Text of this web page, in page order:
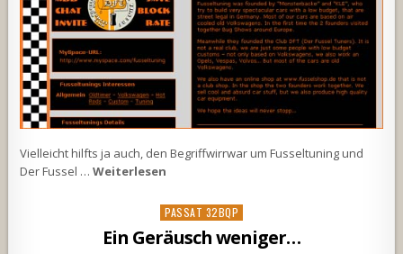
Vielleicht hilfts ja auch, den Begriffwirrwar um Fusseltuning und
Der Fussel …Weiterlesen
Posted
in
PASSAT 32BQP
Ein Geräusch weniger…